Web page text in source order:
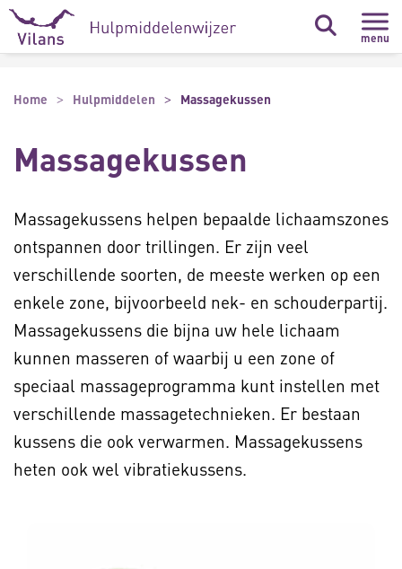
Naar hoofdinhoud
Naar footer
menu
Home Hulpmiddelen Massagekussen
Massagekussen
Massagekussens helpen bepaalde lichaamszones
ontspannen door trillingen. Er zijn veel
verschillende soorten, de meeste werken op een
enkele zone, bijvoorbeeld nek- en schouderpartij.
Massagekussens die bijna uw hele lichaam
kunnen masseren of waarbij u een zone of
speciaal massageprogramma kunt instellen met
verschillende massagetechnieken. Er bestaan
kussens die ook verwarmen. Massagekussens
heten ook wel vibratiekussens.